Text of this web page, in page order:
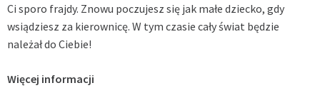
Ci sporo frajdy. Znowu poczujesz się jak małe dziecko, gdy
wsiądziesz za kierownicę. W tym czasie cały świat będzie
należał do Ciebie!
Więcej informacji